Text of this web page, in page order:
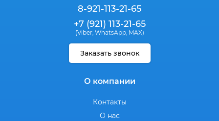
8-921-113-21-65
+7 (921) 113-21-65
(Viber, WhatsApp, MAX)
Заказать звонок
О компании
Контакты
О нас